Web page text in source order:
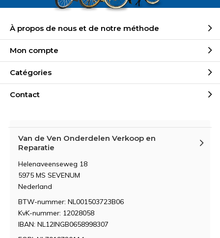
À propos de nous et de notre méthode
Mon compte
Catégories
Contact
Van de Ven Onderdelen Verkoop en
Reparatie
Helenaveenseweg 18
5975 MS SEVENUM
Nederland
BTW-nummer: NL001503723B06
KvK-nummer: 12028058
IBAN: NL12INGB0658998307